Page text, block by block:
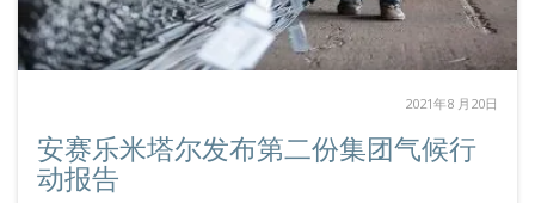
2021年8 月20日
安赛乐米塔尔发布第二份集团气候行
动报告